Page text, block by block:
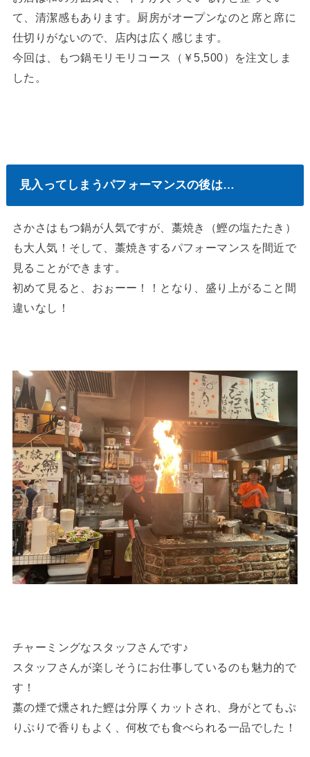
て、清潔感もあります。厨房がオープンなのと席と席に
仕切りがないので、店内は広く感じます。
今回は、もつ鍋モリモリコース（￥5,500）を注文しま
した。
見入ってしまうパフォーマンスの後は…
さかさはもつ鍋が人気ですが、藁焼き（鰹の塩たたき）
も大人気！そして、藁焼きするパフォーマンスを間近で
見ることができます。
初めて見ると、おぉーー！！となり、盛り上がること間
違いなし！
チャーミングなスタッフさんです♪
スタッフさんが楽しそうにお仕事しているのも魅力的で
す！
藁の煙で燻された鰹は分厚くカットされ、身がとてもぷ
りぷりで香りもよく、何枚でも食べられる一品でした！